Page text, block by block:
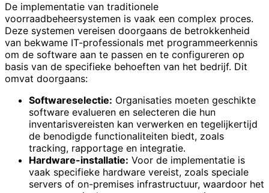
De implementatie van traditionele
voorraadbeheersystemen is vaak een complex proces.
Deze systemen vereisen doorgaans de betrokkenheid
van bekwame IT-professionals met programmeerkennis
om de software aan te passen en te configureren op
basis van de specifieke behoeften van het bedrijf. Dit
omvat doorgaans:
Softwareselectie: Organisaties moeten geschikte
software evalueren en selecteren die hun
inventarisvereisten kan verwerken en tegelijkertijd
de benodigde functionaliteiten biedt, zoals
tracking, rapportage en integratie.
Hardware-installatie: Voor de implementatie is
vaak specifieke hardware vereist, zoals speciale
servers of on-premises infrastructuur, waardoor het